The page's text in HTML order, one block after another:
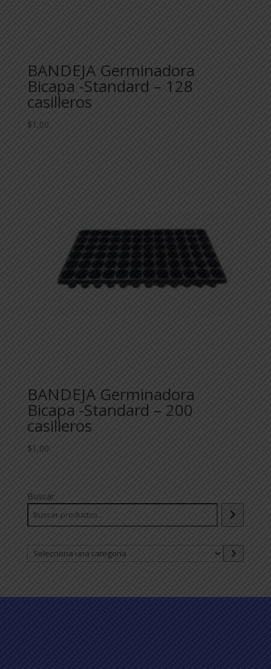
BANDEJA Germinadora
Bicapa -Standard – 128
casilleros
$1,00
BANDEJA Germinadora
Bicapa -Standard – 200
casilleros
$1,00
Buscar
Selecciona
una